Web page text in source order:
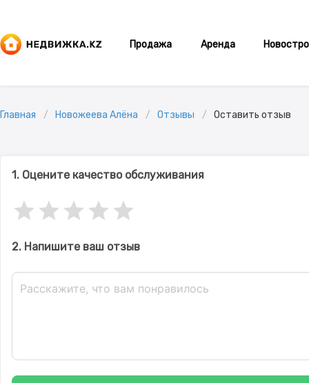
Продажа Аренда
Главная Новожеева Алёна Отзывы Оставить отзыв
1. Оцените качество обслуживания
2. Напишите ваш отзыв